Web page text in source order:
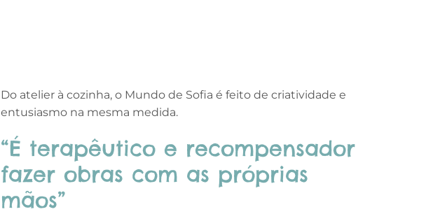
Do atelier à cozinha, o Mundo de Sofia é feito de criatividade e
entusiasmo na mesma medida.
“É terapêutico e recompensador
fazer obras com as próprias
mãos”